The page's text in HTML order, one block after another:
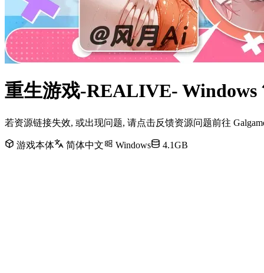
重生游戏-REALIVE-
若资源链接失效, 或出现问题, 请点击反馈资源问题前往
游戏本体 简体中文 Windows 4.1GB